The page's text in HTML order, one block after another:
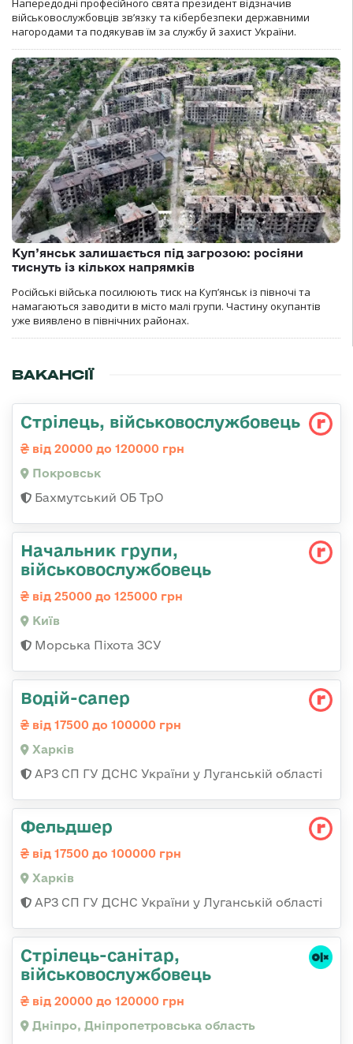
Напередодні професійного свята президент відзначив
військовослужбовців зв’язку та кібербезпеки державними
нагородами та подякував їм за службу й захист України.
Куп’янськ залишається під загрозою: росіяни
тиснуть із кількох напрямків
Російські війська посилюють тиск на Куп’янськ із півночі та
намагаються заводити в місто малі групи. Частину окупантів
уже виявлено в північних районах.
ВАКАНСІЇ
Стрілець, військовослужбовець
від 20000 до 120000 грн
Покровськ
Бахмутський ОБ ТрО
Начальник групи,
військовослужбовець
від 25000 до 125000 грн
Київ
Морська Піхота ЗСУ
Водій-сапер
від 17500 до 100000 грн
Харків
АРЗ СП ГУ ДСНС України у Луганській області
Фельдшер
від 17500 до 100000 грн
Харків
АРЗ СП ГУ ДСНС України у Луганській області
Стрілець-санітар,
військовослужбовець
від 20000 до 120000 грн
Дніпро, Дніпропетровська область